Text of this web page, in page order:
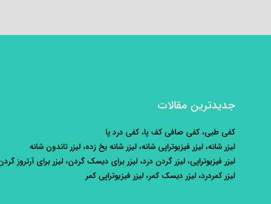
جدیدترین مقالات
کفی طبی، کفی صافی کف پا، کفی درد پا
لیزر شانه، لیزر فیزیوتراپی شانه، لیزر شانه یخ زده، لیزر تاندون شانه
لیزر فیزیوتراپی، لیزر گردن درد، لیزر برای دیسک گردن، لیزر برای آرتروز
لیزر کمردرد، لیزر دیسک کمر، لیزر فیزیوتراپی کمر